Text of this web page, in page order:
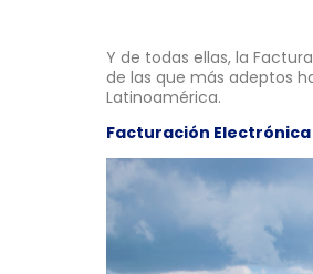
Y de todas ellas, la
de las que más adeptos
Latinoamérica.
Facturación Electrónica